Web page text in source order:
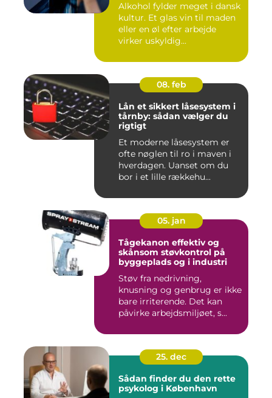
Alkohol fylder meget i dansk
kultur. Et glas vin til maden
eller en øl efter arbejde
virker uskyldig...
08. feb
Lån et sikkert låsesystem i
tårnby: sådan vælger du
rigtigt
Et moderne låsesystem er
ofte nøglen til ro i maven i
hverdagen. Uanset om du
bor i et lille rækkehu...
05. jan
Tågekanon effektiv og
skånsom støvkontrol på
byggeplads og i industri
Støv fra nedrivning,
knusning og genbrug er ikke
bare irriterende. Det kan
påvirke arbejdsmiljøet, s...
25. dec
Sådan finder du den rette
psykolog i København